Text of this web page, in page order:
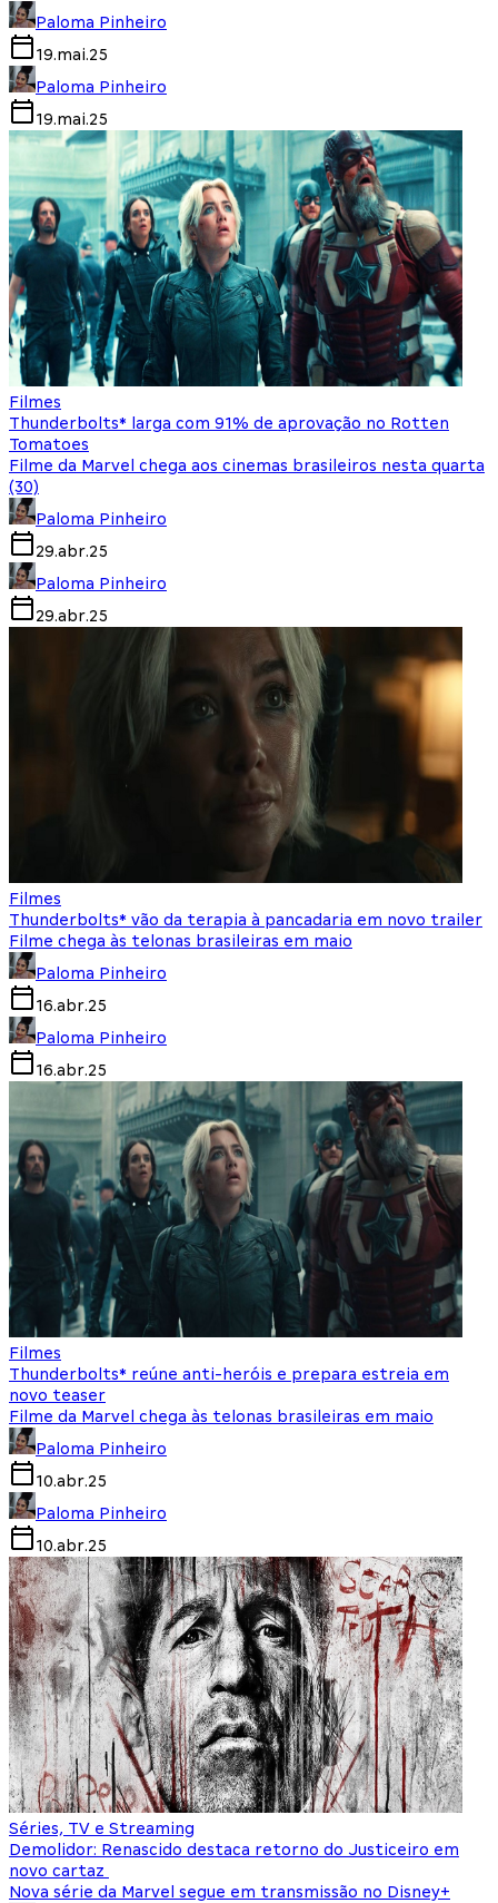
Paloma Pinheiro
19.mai.25
Paloma Pinheiro
19.mai.25
Filmes
Thunderbolts* larga com 91% de aprovação no Rotten
Tomatoes
Filme da Marvel chega aos cinemas brasileiros nesta quarta
(30)
Paloma Pinheiro
29.abr.25
Paloma Pinheiro
29.abr.25
Filmes
Thunderbolts* vão da terapia à pancadaria em novo trailer
Filme chega às telonas brasileiras em maio
Paloma Pinheiro
16.abr.25
Paloma Pinheiro
16.abr.25
Filmes
Thunderbolts* reúne anti-heróis e prepara estreia em
novo teaser
Filme da Marvel chega às telonas brasileiras em maio
Paloma Pinheiro
10.abr.25
Paloma Pinheiro
10.abr.25
Séries, TV e Streaming
Demolidor: Renascido destaca retorno do Justiceiro em
novo cartaz
Nova série da Marvel segue em transmissão no Disney+